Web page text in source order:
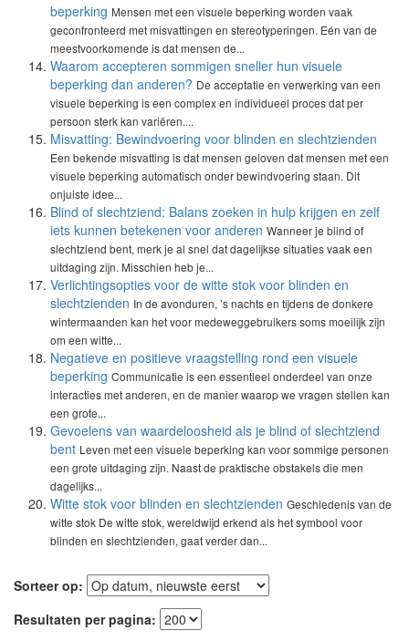
beperking Mensen met een visuele beperking worden vaak
geconfronteerd met misvattingen en stereotyperingen. Eén van de
meestvoorkomende is dat mensen de...
Waarom accepteren sommigen sneller hun visuele
beperking dan anderen? De acceptatie en verwerking van een
visuele beperking is een complex en individueel proces dat per
persoon sterk kan variëren....
Misvatting: Bewindvoering voor blinden en slechtzienden
Een bekende misvatting is dat mensen geloven dat mensen met een
visuele beperking automatisch onder bewindvoering staan. Dit
onjuiste idee...
Blind of slechtziend: Balans zoeken in hulp krijgen en zelf
iets kunnen betekenen voor anderen Wanneer je blind of
slechtziend bent, merk je al snel dat dagelijkse situaties vaak een
uitdaging zijn. Misschien heb je...
Verlichtingsopties voor de witte stok voor blinden en
slechtzienden In de avonduren, ’s nachts en tijdens de donkere
wintermaanden kan het voor medeweggebruikers soms moeilijk zijn
om een witte...
Negatieve en positieve vraagstelling rond een visuele
beperking Communicatie is een essentieel onderdeel van onze
interacties met anderen, en de manier waarop we vragen stellen kan
een grote...
Gevoelens van waardeloosheid als je blind of slechtziend
bent Leven met een visuele beperking kan voor sommige personen
een grote uitdaging zijn. Naast de praktische obstakels die men
dagelijks...
Witte stok voor blinden en slechtzienden Geschiedenis van de
witte stok De witte stok, wereldwijd erkend als het symbool voor
blinden en slechtzienden, gaat verder dan...
Sorteer op:
Resultaten per pagina: